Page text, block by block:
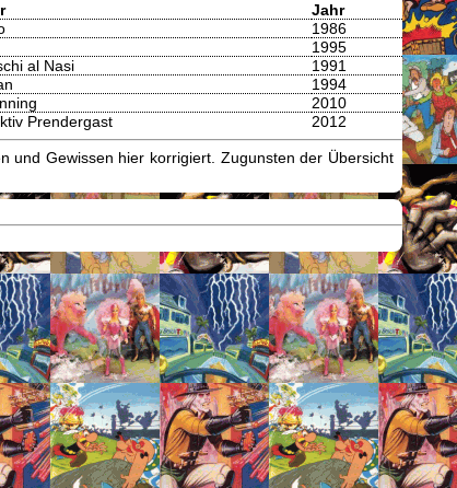
Jahr
1986
1995
al Nasi
1991
1994
2010
Prendergast 2012
und Gewissen hier korrigiert. Zugunsten der Übersicht